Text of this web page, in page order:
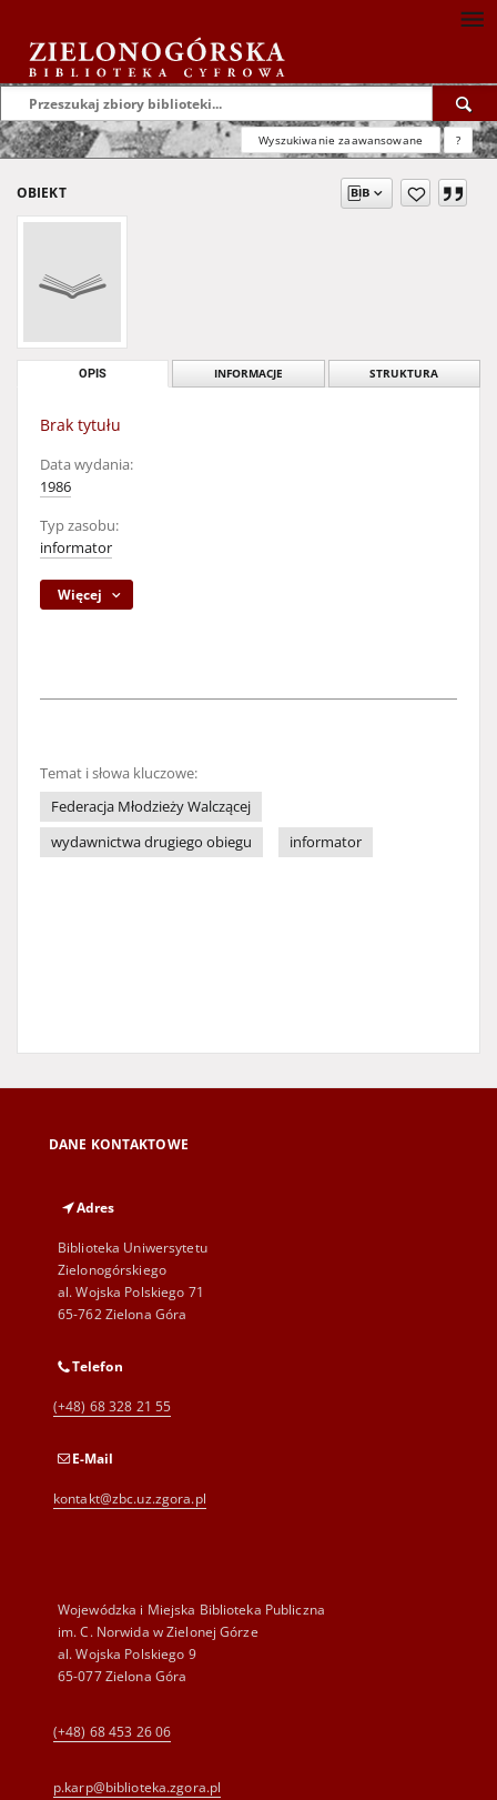
Wyszukiwanie zaawansowane ?
OBIEKT
OPIS INFORMACJE STRUKTURA
Brak tytułu
Data wydania:
1986
Typ zasobu:
informator
Więcej
Temat i słowa kluczowe:
Federacja Młodzieży Walczącej
wydawnictwa drugiego obiegu
informator
DANE KONTAKTOWE
Adres
Biblioteka Uniwersytetu
Zielonogórskiego
al. Wojska Polskiego 71
65-762 Zielona Góra
Telefon
(+48) 68 328 21 55
E-Mail
kontakt@zbc.uz.zgora.pl
Wojewódzka i Miejska Biblioteka Publiczna
im. C. Norwida w Zielonej Górze
al. Wojska Polskiego 9
65-077 Zielona Góra
(+48) 68 453 26 06
p.karp@biblioteka.zgora.pl